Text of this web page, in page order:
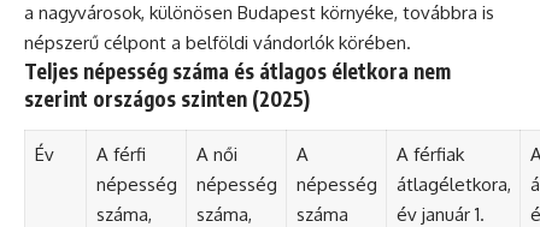
a nagyvárosok, különösen Budapest környéke, továbbra is
népszerű célpont a belföldi vándorlók körében.
Teljes népesség száma és átlagos életkora nem
szerint országos szinten (2025)
Év
A férfi
népesség
száma,
A női
népesség
száma,
A
népesség
száma
A férfiak
átlagéletkora,
év január 1.